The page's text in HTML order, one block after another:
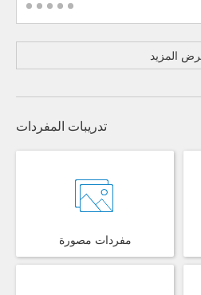
المزيد
تدريبات المفردات
مفردات مصورة